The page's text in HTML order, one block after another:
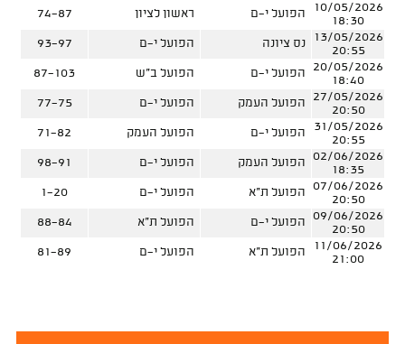
10/05/2026
18:30
הפועל י-ם ראשון לציון
74-87
13/05/2026
20:55
נס ציונה הפועל י-ם
93-97
20/05/2026
18:40
הפועל י-ם הפועל ב"ש
87-103
27/05/2026
20:50
הפועל העמק הפועל י-ם
77-75
31/05/2026
20:55
הפועל י-ם הפועל העמק
71-82
02/06/2026
18:35
הפועל העמק הפועל י-ם
98-91
07/06/2026
20:50
הפועל ת"א הפועל י-ם
1-20
09/06/2026
20:50
הפועל י-ם הפועל ת"א
88-84
11/06/2026
21:00
הפועל ת"א הפועל י-ם 81-89